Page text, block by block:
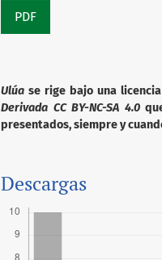
PDF
Ulúa se rige bajo una
Derivada CC BY-NC-SA 4.0
presentados, siempre y
Descargas